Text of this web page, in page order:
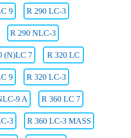
9 R 290 LC-3
R 290 NLC-3
(N)LC 7 R 320 LC
9 R 320 LC-3
9 A R 360 LC 7
3 R 360 LC-3 MASS